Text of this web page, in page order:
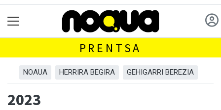
PRENTSA
NOAUA HERRIRA BEGIRA GEHIGARRI BEREZIA
2023